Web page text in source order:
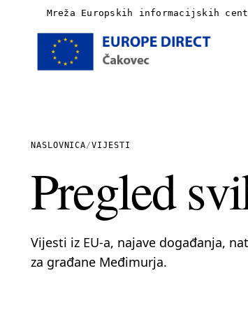
Mreža Europskih informacijskih
Vijesti
Publikacije
Linkovi
NASLOVNICA/VIJESTI
Pregled
Vijesti iz EU-a, najave događanja,
za građane Međimurja.